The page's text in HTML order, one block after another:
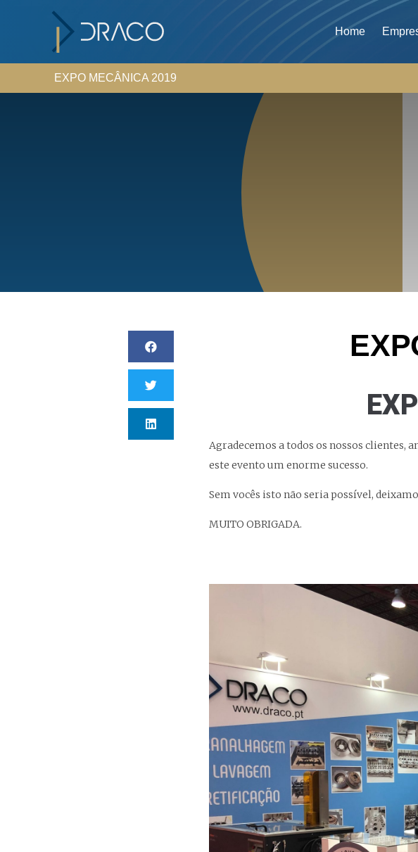
Home
EXPO MECÂNICA 2019
Agradecemos a todos os nossos clientes,
este evento um enorme sucesso.
Sem vocês isto não seria possível,
MUITO OBRIGADA.